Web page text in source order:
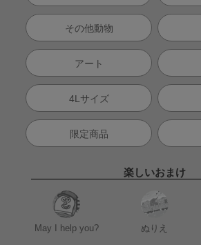
その他動物
アート
4Lサイズ
限定商品
楽しいおまけ
May I help you? ぬりえ